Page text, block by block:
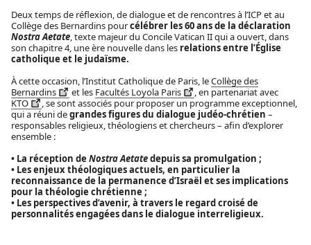
Deux temps de réflexion, de dialogue et de rencontres à l’ICP et au
Collège des Bernardins pourcélébrer les 60 ans de la déclaration
Nostra Aetate, texte majeur du Concile Vatican II qui a ouvert, dans
son chapitre 4, une ère nouvelle dans les relations entre l’Église
catholique et le judaïsme.
À cette occasion, l’Institut Catholique de Paris, leCollège des
Bernardins
et les Facultés Loyola Paris
, en partenariat avec
KTO
, se sont associés pour proposer un programme exceptionnel,
qui a réuni degrandes figures du dialogue judéo-chrétien –
responsables religieux, théologiens et chercheurs – afin d’explorer
ensemble :
• La réception de Nostra Aetatedepuis sa promulgation ;
• Les enjeux théologiques actuels, en particulier la
reconnaissance de la permanence d’Israël et ses implications
pour la théologie chrétienne ;
• Les perspectives d’avenir, à travers le regard croisé de
personnalités engagées dans le dialogue interreligieux.